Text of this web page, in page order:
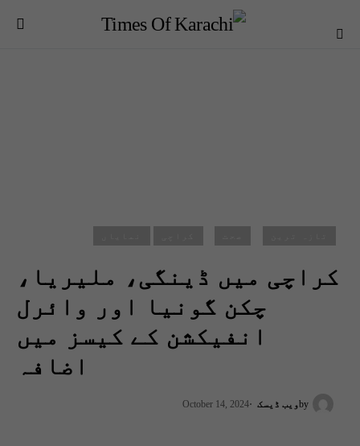
کراچی میں ڈینگی، ملیریا،
چکن گونیا اور وائرل
انفیکشن کے کیسز میں
اضافہ
byویب ڈیسک October 14, 2024